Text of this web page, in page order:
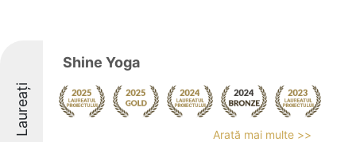
Laureați
Shine Yoga
Arată mai multe >>